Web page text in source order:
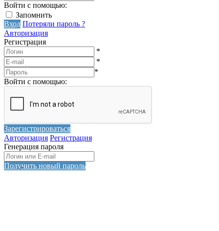
Войти с помощью:
Запомнить
Вход Потеряли пароль ?
Авторизация
Регистрация
*
*
*
Войти с помощью:
Зарегистрироваться
Авторизация Регистрация
Генерация пароля
Получить новый пароль